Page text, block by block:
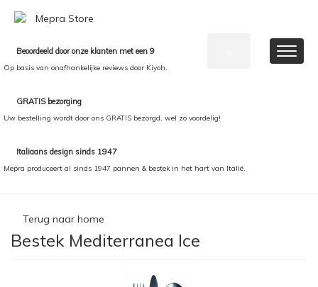
Beoordeeld door onze klanten met een 9
Op basis van onafhankelijke reviews door Kiyoh.
GRATIS bezorging
Uw bestelling wordt door ons GRATIS bezorgd, wel zo voordelig!
Italiaans design sinds 1947
Mepra produceert al sinds 1947 pannen & bestek in het hart van Italië.
Terug naar home
Bestek Mediterranea Ice